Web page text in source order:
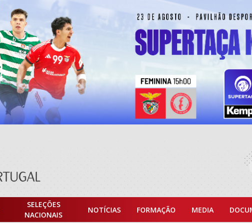
SELEÇÕES
NACIONAIS
NOTÍCIAS FORMAÇÃO MEDIA